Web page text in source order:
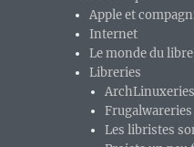
Apple et
Internet
Le monde du
Libreries
ArchLinuxeries
Frugalwareries
Les libristes